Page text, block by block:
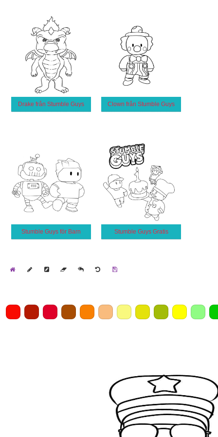
Drake från Stumble Guys Clown från Stumble Guys
Stumble Guys för Barn Stumble Guys Gratis